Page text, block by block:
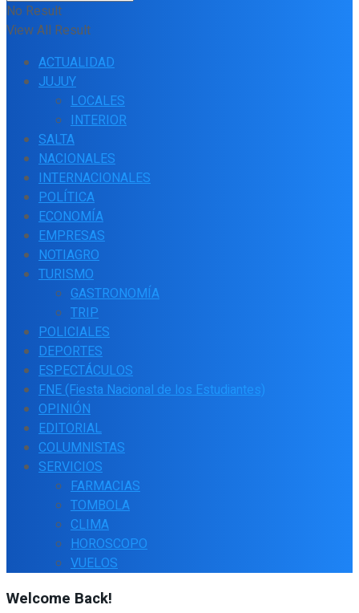
No Result
View All Result
ACTUALIDAD
JUJUY
LOCALES
INTERIOR
SALTA
NACIONALES
INTERNACIONALES
POLÍTICA
ECONOMÍA
EMPRESAS
NOTIAGRO
TURISMO
GASTRONOMÍA
TRIP
POLICIALES
DEPORTES
ESPECTÁCULOS
FNE (Fiesta Nacional de los Estudiantes)
OPINIÓN
EDITORIAL
COLUMNISTAS
SERVICIOS
FARMACIAS
TOMBOLA
CLIMA
HOROSCOPO
VUELOS
Welcome Back!